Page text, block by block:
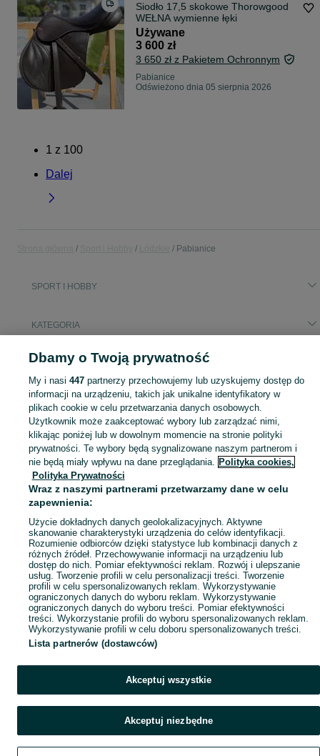
Siodło 17,5 skokowe Thorowgood
WEŁNA wymienne łęki
Używane
3 600 zł
3 650 zł z Pakietem Ochronnym
Pabianice
Odświeżono dnia 05 sierpnia 2026
1 z 100
Dalej
Pabianice
SPORT I HOBBY
KATEGORIA
Popularne wyszukiwania
motorówka
Sprzedaż sprzętu sportowego i hobby Pabianice ▶️ Szeroki wybór produktów ✅ Nowe i używane w atrakcyjnych cenach ✌ Sprawdź ogłoszenia na OLX.pl! Zobacz
Mapa kategorii
Mapa miejscowości
Mapa ministron
Popularne wyszukiwania
Dbamy o Twoją prywatność
My i nasi 447partnerzy przechowujemy lub uzyskujemy dostęp do
informacji na urządzeniu, takich jak unikalne identyfikatory w
plikach cookie w celu przetwarzania danych osobowych.
Użytkownik może zaakceptować wybory lub zarządzać nimi,
klikając poniżej lub w dowolnym momencie na stronie polityki
prywatności. Te wybory będą sygnalizowane naszym partnerom i
nie będą miały wpływu na dane przeglądania. Polityka cookies,
Polityka Prywatności
Wraz z naszymi partnerami przetwarzamy dane w celu
zapewnienia:
Użycie dokładnych danych geolokalizacyjnych. Aktywne
skanowanie charakterystyki urządzenia do celów identyfikacji.
Rozumienie odbiorców dzięki statystyce lub kombinacji danych z
różnych źródeł. Przechowywanie informacji na urządzeniu lub
dostęp do nich. Pomiar efektywności reklam. Rozwój i ulepszanie
usług. Tworzenie profili w celu personalizacji treści. Tworzenie
profili w celu spersonalizowanych reklam. Wykorzystywanie
ograniczonych danych do wyboru reklam. Wykorzystywanie
ograniczonych danych do wyboru treści. Pomiar efektywności
treści. Wykorzystanie profili do wyboru spersonalizowanych reklam.
Wykorzystywanie profili w celu doboru spersonalizowanych treści.
Lista partnerów (dostawców)
Akceptuj wszystkie
Akceptuj niezbędne